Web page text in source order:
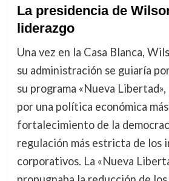
La presidencia de
liderazgo
Una vez en la Casa Blanca,
su administración se guiaría
su programa «Nueva
por una política económica
fortalecimiento de la
regulación más estricta de los
corporativos. La «Nueva